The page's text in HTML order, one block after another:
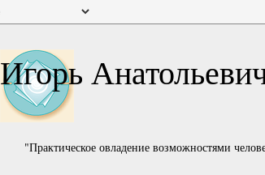
Игорь
"Практическое овладение возможностями